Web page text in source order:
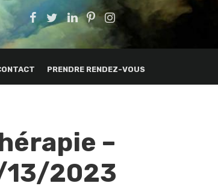
PRENDRE RENDEZ-VOUS
–
13/2023